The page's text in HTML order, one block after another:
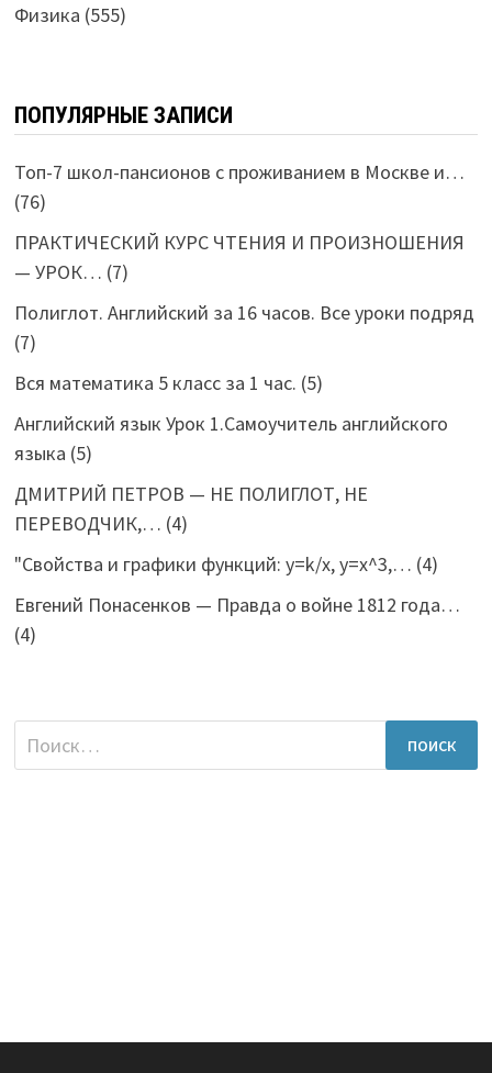
Физика (555)
ПОПУЛЯРНЫЕ ЗАПИСИ
Топ-7 школ-пансионов с проживанием в Москве и…
(76)
ПРАКТИЧЕСКИЙ КУРС ЧТЕНИЯ И ПРОИЗНОШЕНИЯ
— УРОК… (7)
Полиглот. Английский за 16 часов. Все уроки подряд
(7)
Вся математика 5 класс за 1 час. (5)
Английский язык Урок 1.Самоучитель английского
языка (5)
ДМИТРИЙ ПЕТРОВ — НЕ ПОЛИГЛОТ, НЕ
ПЕРЕВОДЧИК,… (4)
"Свойства и графики функций: y=k/x, y=x^3,… (4)
Евгений Понасенков — Правда о войне 1812 года…
(4)
Найти: